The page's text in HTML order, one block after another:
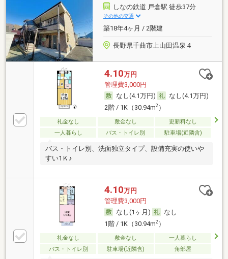
しなの鉄道 戸倉駅 徒歩37分
その他の交通
築18年4ヶ月 / 2階建
長野県千曲市上山田温泉４
4.10万円
管理費3,000円
なし(4.1万円)
なし(4.1万円)
2階 / 1K（30.94m2）
礼金なし 敷金なし
更新料なし
一人暮らし
バス・トイレ別 駐車場(近隣含)
バス・トイレ別、洗面独立タイプ、設備充実の使いや
すい1Ｋ♪
4.10万円
管理費3,000円
なし(1ヶ月)
なし
1階 / 1K（30.94m2）
礼金なし 敷金なし
一人暮らし
バス・トイレ別
駐車場(近隣含) 角部屋